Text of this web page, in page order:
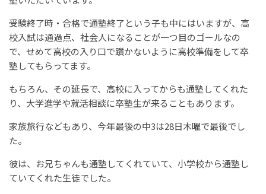
受験終了時・合格で通塾終了という子も中にはいますが、高
校入試は通過点、社会人になることが一つ目のゴールなの
で、せめて高校の入り口で躓かないように高校準備をして卒
塾してもらってます。
もちろん、その延長で、高校に入ってからも通塾してくれた
り、大学進学や就活相談に卒塾生が来ることもあります。
家族旅行などもあり、今年最後の中3は28日木曜で最後でし
た。
彼は、お兄ちゃんも通塾してくれていて、小学校から通塾し
ていてくれた生徒でした。